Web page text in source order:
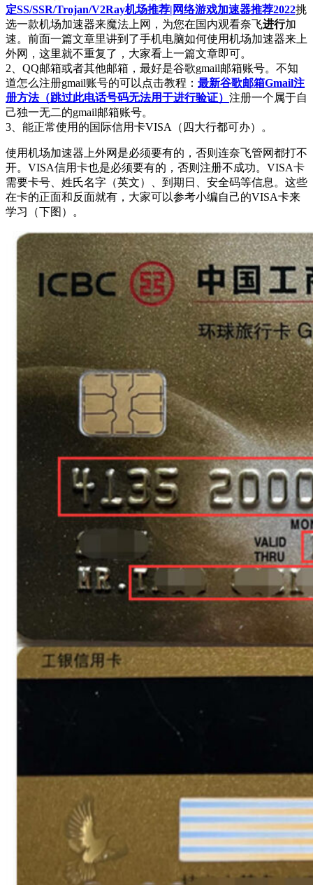
定SS/SSR/Trojan/V2Ray机场推荐|网络游戏加速器推荐2022挑
选一款机场加速器来魔法上网，为您在国内观看奈飞进行加
速。前面一篇文章里讲到了手机电脑如何使用机场加速器来上
外网，这里就不重复了，大家看上一篇文章即可。
2、QQ邮箱或者其他邮箱，最好是谷歌gmail邮箱账号。不知
道怎么注册gmail账号的可以点击教程： 最新谷歌邮箱Gmail注
册方法（跳过此电话号码无法用于进行验证） 注册一个属于自
己独一无二的gmail邮箱账号。
3、能正常使用的国际信用卡VISA（四大行都可办）。
使用机场加速器上外网是必须要有的，否则连奈飞管网都打不
开。VISA信用卡也是必须要有的，否则注册不成功。VISA卡
需要卡号、姓氏名字（英文）、到期日、安全码等信息。这些
在卡的正面和反面就有，大家可以参考小编自己的VISA卡来
学习（下图）。